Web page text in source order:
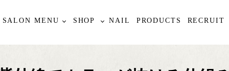
SALON MENU SHOP NAIL PRODUCTS RECRUIT